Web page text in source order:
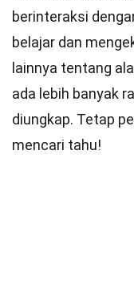
berinteraksi
belajar dan
lainnya tentang
ada lebih banyak
diungkap. Tetap
mencari tahu!